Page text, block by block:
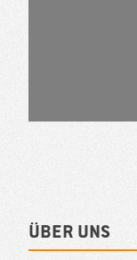
Über uns